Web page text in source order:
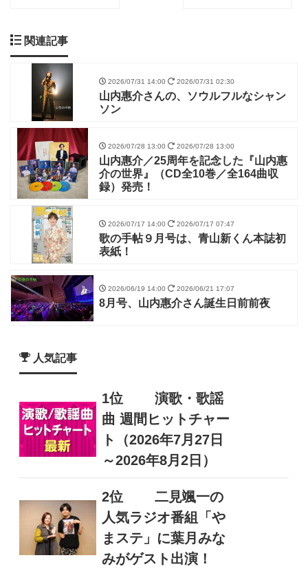
関連記事
2026/07/31 14:00 2026/07/31 02:30
山内惠介さんの、ソウルフルなシャン
ソン
2026/07/28 13:00 2026/07/28 13:00
山内惠介／25周年を記念した『山内惠
介の世界』（CD全10巻／全164曲収
録）発売！
2026/07/17 14:00 2026/07/17 07:47
歌の手帖９月号は、青山新くん本誌初
表紙！
2026/06/19 14:00 2026/06/21 17:07
8月号、山内惠介さん誕生日前前夜
人気記事
1位
演歌・歌謡
曲 週間ヒットチャー
ト（2026年7月27日
～2026年8月2日）
2位
二見颯一の
人気ラジオ番組「や
まステ」に葉月みな
みがゲスト出演！